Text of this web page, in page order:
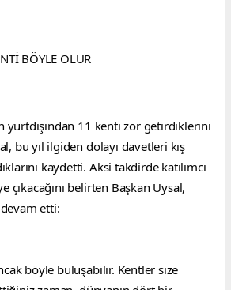
BÖYLE OLUR
yurtdışından 11 kenti zor getirdiklerini
bu yıl ilgiden dolayı davetleri kış
kaydetti. Aksi takdirde katılımcı
çıkacağını belirten Başkan Uysal,
etti:
böyle buluşabilir. Kentler size